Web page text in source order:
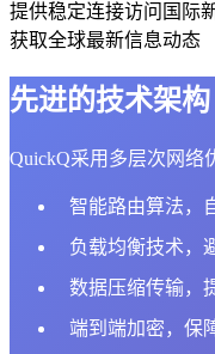
提供稳定连接访问国际
获取全球最新信息动态
先进的技术架构
QuickQ采用多层次网络
智能路由算法，
负载均衡技术，
数据压缩传输，
端到端加密，保